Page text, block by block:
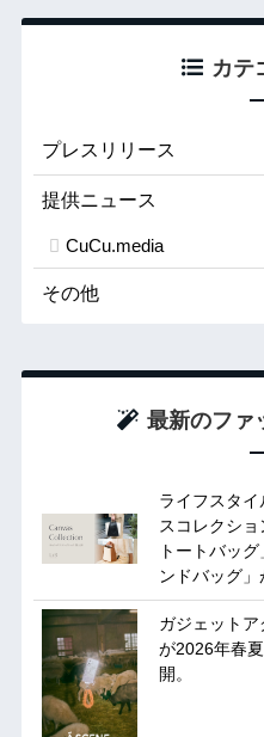
カテ
プレスリリース
提供ニュース
CuCu.media
その他
最新のファ
ライフスタ
スコレクシ
トートバッ
ンドバッグ」
ガジェット
が2026年春
開。